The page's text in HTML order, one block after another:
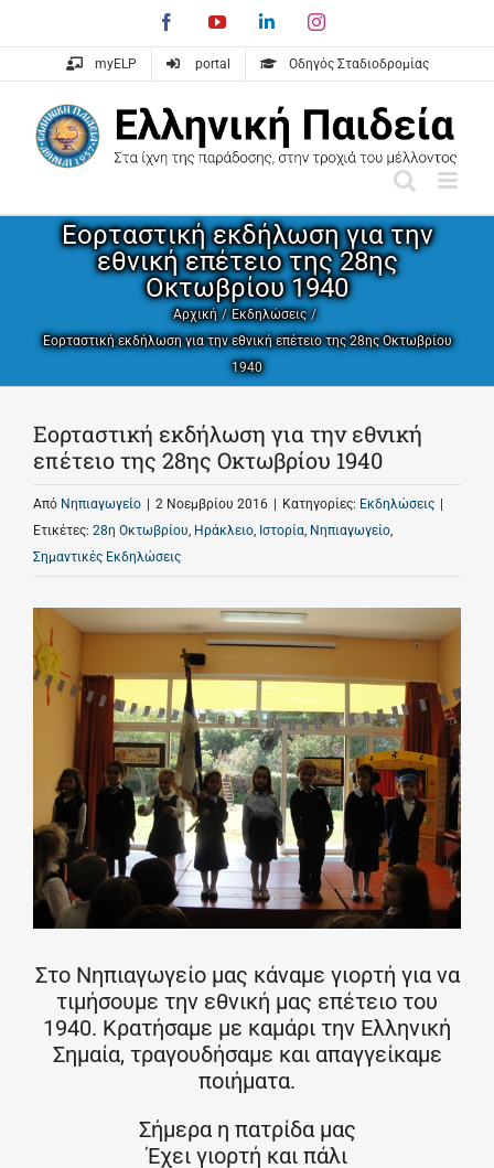
content
FacebookYouTubeLinkedInInstagram
myELP portal Οδηγός Σταδιοδρομίας
Εορταστική εκδήλωση για την
εθνική επέτειο της 28ης
Οκτωβρίου 1940
Αρχική
Εκδηλώσεις
Εορταστική εκδήλωση για την εθνική επέτειο της 28ης Οκτωβρίου
1940
Εορταστική εκδήλωση για την εθνική
επέτειο της 28ης Οκτωβρίου 1940
Από Νηπιαγωγείο 2 Νοεμβρίου 2016 Κατηγορίες: Εκδηλώσεις
Ετικέτες: 28η Οκτωβρίου, Ηράκλειο, Ιστορία, Νηπιαγωγείο,
Σημαντικές Εκδηλώσεις
Στο Νηπιαγωγείο μας κάναμε γιορτή για να
τιμήσουμε την εθνική μας επέτειο του
1940. Κρατήσαμε με καμάρι την Ελληνική
Σημαία, τραγουδήσαμε και απαγγείκαμε
ποιήματα.
Σήμερα η πατρίδα μας
Έχει γιορτή και πάλι